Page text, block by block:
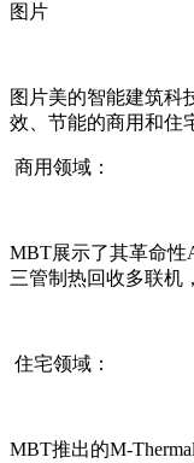
图片
图片美的智能建筑科
效、节能的商用和住
商用领域：
MBT展示了其革命性
三管制热回收多联机
住宅领域：
MBT推出的M-